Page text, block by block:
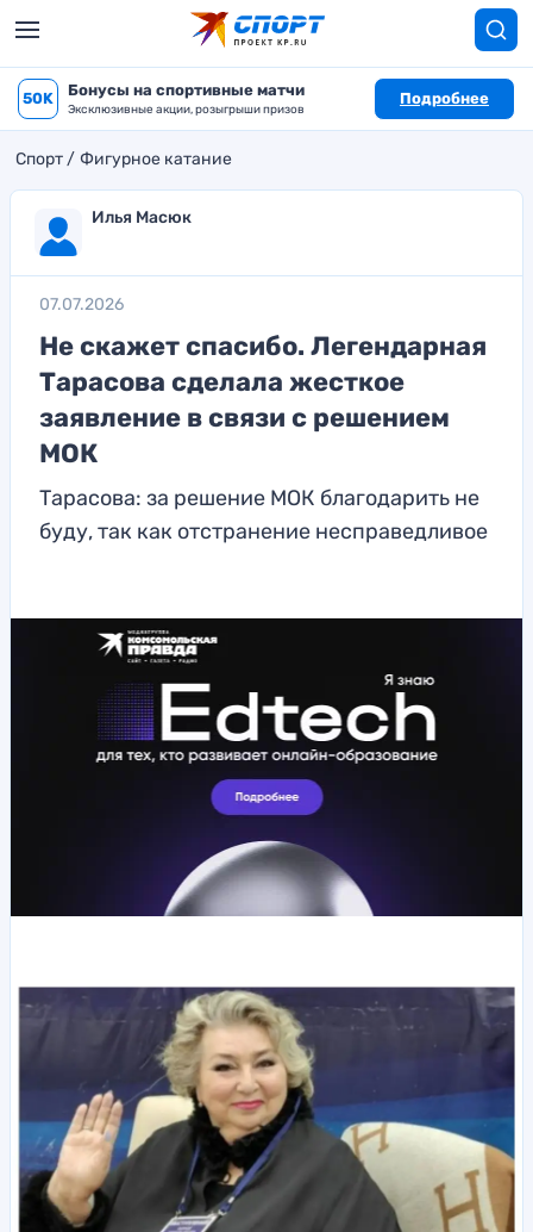
50K Бонусы на спортивные матчи
Эксклюзивные акции, розыгрыши призов
Подробнее
Спорт Фигурное катание
Илья Масюк
07.07.2026
Не скажет спасибо. Легендарная
Тарасова сделала жесткое
заявление в связи с решением
МОК
Тарасова: за решение МОК благодарить не
буду, так как отстранение несправедливое